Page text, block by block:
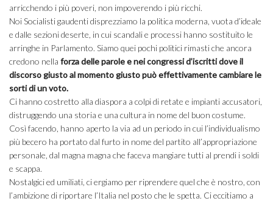
arricchendo i più poveri, non impoverendo i più ricchi.
Noi Socialisti gaudenti disprezziamo la politica moderna, vuota d’ideale
e dalle sezioni deserte, in cui scandali e processi hanno sostituito le
arringhe in Parlamento. Siamo quei pochi politici rimasti che ancora
credono nella forza delle parole e nei congressi d’iscritti dove il
discorso giusto al momento giusto può effettivamente cambiare le
sorti di un voto.
Ci hanno costretto alla diaspora a colpi di retate e impianti accusatori,
distruggendo una storia e una cultura in nome del buon costume.
Così facendo, hanno aperto la via ad un periodo in cui l’individualismo
più becero ha portato dal furto in nome del partito all’appropriazione
personale, dal magna magna che faceva mangiare tutti al prendi i soldi
e scappa.
Nostalgici ed umiliati, ci ergiamo per riprendere quel che è nostro, con
l’ambizione di riportare l’Italia nel posto che le spetta. Ci eccitiamo a